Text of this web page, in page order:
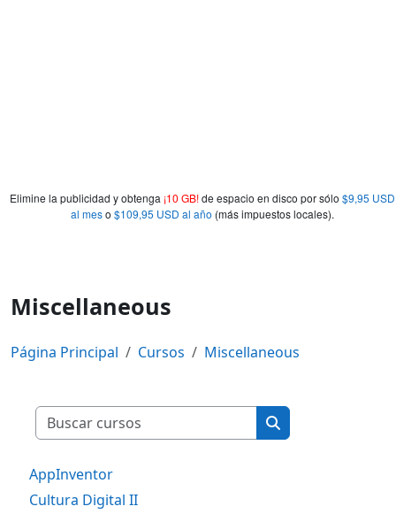
Elimine la publicidad y obtenga ¡10 GB!de espacio en disco por sólo $9,95 USD
al meso $109,95 USD al año (más impuestos locales).
Miscellaneous
Página Principal Cursos Miscellaneous
Buscar cursos
Buscar cursos
AppInventor
Cultura Digital II